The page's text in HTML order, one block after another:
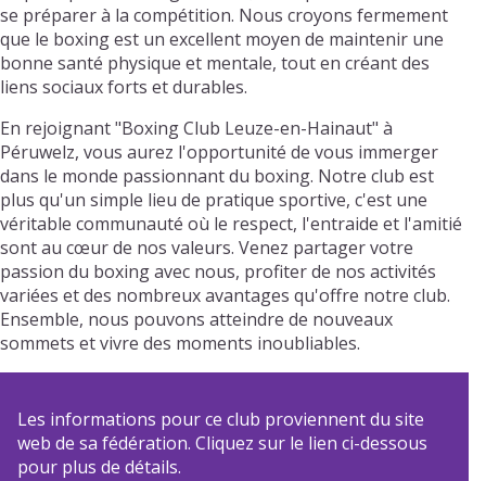
se préparer à la compétition. Nous croyons fermement
que le boxing est un excellent moyen de maintenir une
bonne santé physique et mentale, tout en créant des
liens sociaux forts et durables.
En rejoignant "Boxing Club Leuze-en-Hainaut" à
Péruwelz, vous aurez l'opportunité de vous immerger
dans le monde passionnant du boxing. Notre club est
plus qu'un simple lieu de pratique sportive, c'est une
véritable communauté où le respect, l'entraide et l'amitié
sont au cœur de nos valeurs. Venez partager votre
passion du boxing avec nous, profiter de nos activités
variées et des nombreux avantages qu'offre notre club.
Ensemble, nous pouvons atteindre de nouveaux
sommets et vivre des moments inoubliables.
Les informations pour ce club proviennent du site
web de sa fédération. Cliquez sur le lien ci-dessous
pour plus de détails.